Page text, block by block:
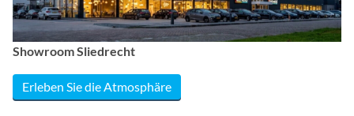
Showroom Sliedrecht
Erleben Sie die Atmosphäre